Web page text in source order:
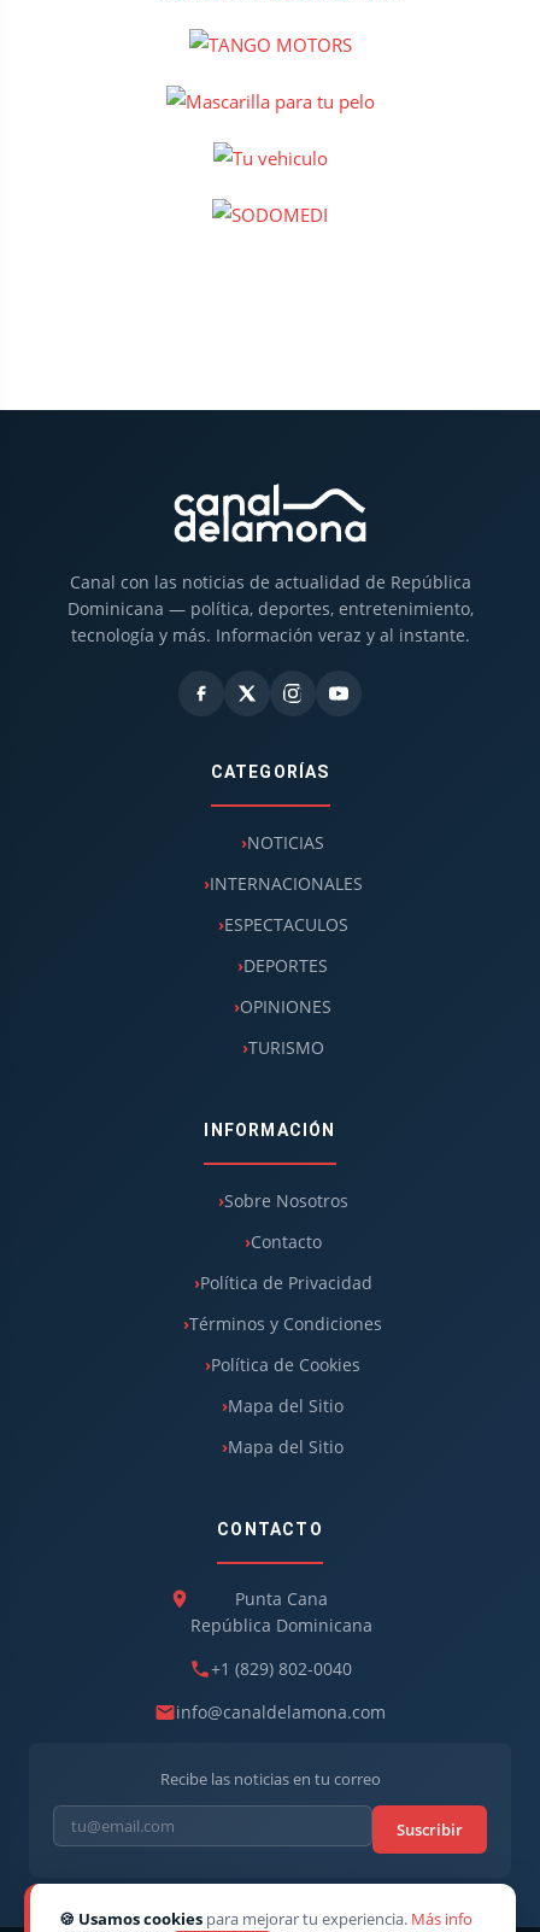
Canal con las noticias de actualidad de República
Dominicana — política, deportes, entretenimiento,
tecnología y más. Información veraz y al instante.
CATEGORÍAS
NOTICIAS
INTERNACIONALES
ESPECTACULOS
DEPORTES
OPINIONES
TURISMO
INFORMACIÓN
Sobre Nosotros
Contacto
Política de Privacidad
Términos y Condiciones
Política de Cookies
Mapa del Sitio
Mapa del Sitio
CONTACTO
Punta Cana
República Dominicana
+1 (829) 802-0040
info@canaldelamona.com
Recibe las noticias en tu correo
Suscribir
🍪 Usamos cookies para mejorar tu experiencia. Más info